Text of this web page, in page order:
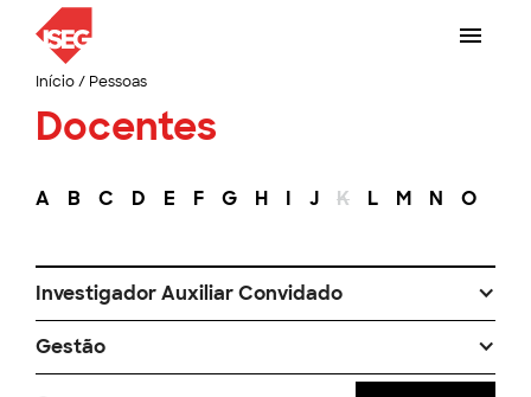
Início/ Pessoas
Docentes
A B C D E F G H I J K L M N O
Investigador Auxiliar Convidado
Gestão